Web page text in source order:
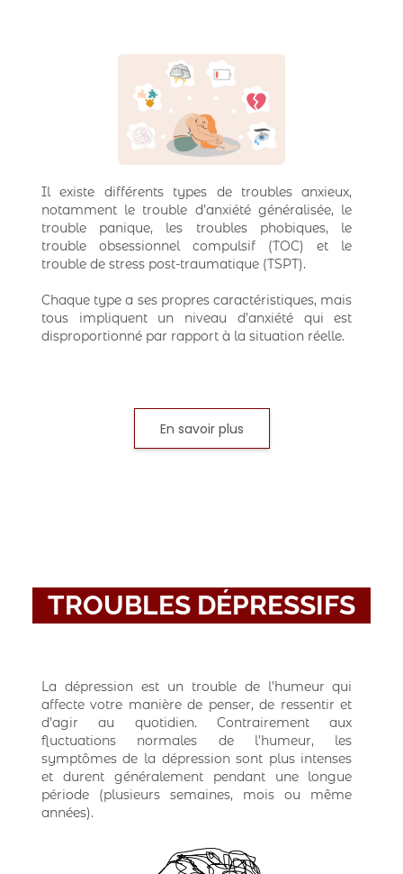
Il existe différents types de troubles anxieux,
notamment le trouble d’anxiété généralisée, le
trouble panique, les troubles phobiques, le
trouble obsessionnel compulsif (TOC) et le
trouble de stress post-traumatique (TSPT).
Chaque type a ses propres caractéristiques, mais
tous impliquent un niveau d’anxiété qui est
disproportionné par rapport à la situation réelle.
En savoir plus
TROUBLES DÉPRESSIFS
La dépression est un trouble de l’humeur qui
affecte votre manière de penser, de ressentir et
d’agir au quotidien. Contrairement aux
fluctuations normales de l’humeur, les
symptômes de la dépression sont plus intenses
et durent généralement pendant une longue
période (plusieurs semaines, mois ou même
années).